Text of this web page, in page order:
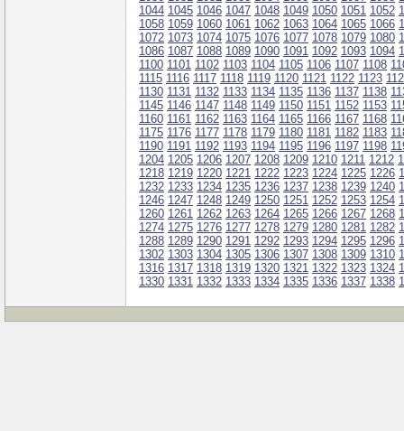
1044 1045 1046 1047 1048 1049 1050 1051 1052
1058 1059 1060 1061 1062 1063 1064 1065 1066
1072 1073 1074 1075 1076 1077 1078 1079 1080
1086 1087 1088 1089 1090 1091 1092 1093 1094
1100 1101 1102 1103 1104 1105 1106 1107 1108
1115 1116 1117 1118 1119 1120 1121 1122 1123
1130 1131 1132 1133 1134 1135 1136 1137 1138
1145 1146 1147 1148 1149 1150 1151 1152 1153
1160 1161 1162 1163 1164 1165 1166 1167 1168
1175 1176 1177 1178 1179 1180 1181 1182 1183
1190 1191 1192 1193 1194 1195 1196 1197 1198
1204 1205 1206 1207 1208 1209 1210 1211 1212
1218 1219 1220 1221 1222 1223 1224 1225 1226
1232 1233 1234 1235 1236 1237 1238 1239 1240
1246 1247 1248 1249 1250 1251 1252 1253 1254
1260 1261 1262 1263 1264 1265 1266 1267 1268
1274 1275 1276 1277 1278 1279 1280 1281 1282
1288 1289 1290 1291 1292 1293 1294 1295 1296
1302 1303 1304 1305 1306 1307 1308 1309 1310
1316 1317 1318 1319 1320 1321 1322 1323 1324
1330 1331 1332 1333 1334 1335 1336 1337 1338